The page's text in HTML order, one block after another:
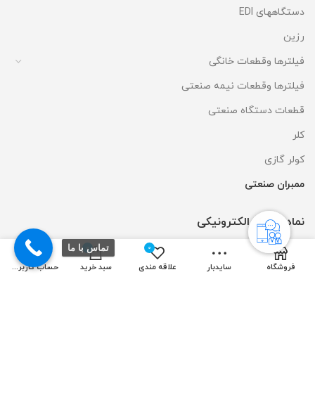
دستگاههای EDI
رزین
فیلترها وقطعات خانگی
فیلترها وقطعات نیمه صنعتی
قطعات دستگاه صنعتی
کلر
کولر گازی
ممبران صنعتی
نماد اعتماد الکترونیکی
فروشگاه سایدبار
0
علاقه مندی
0
سبد خرید حساب کاربری من
تماس با ما